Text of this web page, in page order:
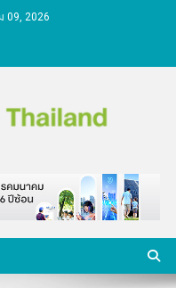
09, 2026
ด ชีวิตกับ
รม